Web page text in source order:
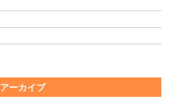
アーカイブ